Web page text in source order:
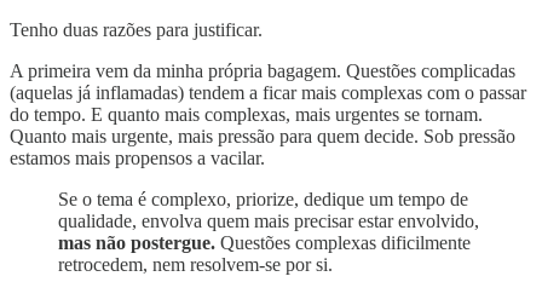
Tenho duas razões para justificar.
A primeira vem da minha própria bagagem. Questões complicadas
(aquelas já inflamadas) tendem a ficar mais complexas com o passar
do tempo. E quanto mais complexas, mais urgentes se tornam.
Quanto mais urgente, mais pressão para quem decide. Sob pressão
estamos mais propensos a vacilar.
Se o tema é complexo, priorize, dedique um tempo de
qualidade, envolva quem mais precisar estar envolvido,
mas não postergue. Questões complexas dificilmente
retrocedem, nem resolvem-se por si.